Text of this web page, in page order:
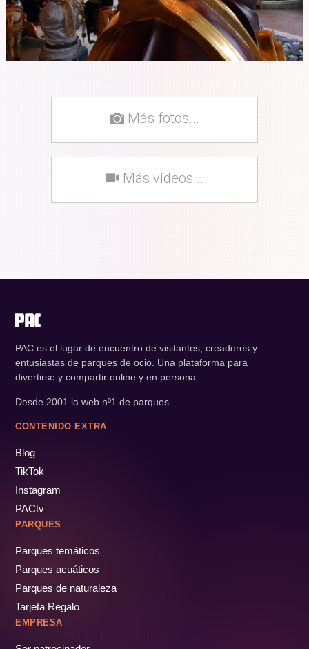
Más fotos...
Más vídeos...
PAC es el lugar de encuentro de visitantes, creadores y
entusiastas de parques de ocio. Una plataforma para
divertirse y compartir online y en persona.
Desde 2001 la web nº1 de parques.
CONTENIDO EXTRA
Blog
TikTok
Instagram
PACtv
PARQUES
Parques temáticos
Parques acuáticos
Parques de naturaleza
Tarjeta Regalo
EMPRESA